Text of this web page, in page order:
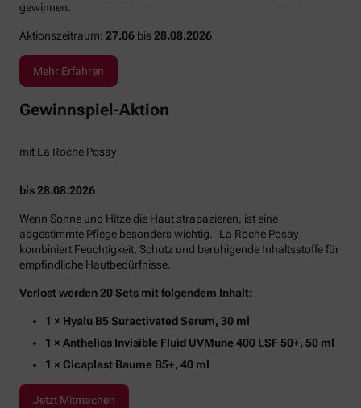
gewinnen.
Aktionszeitraum: 27.06 bis 28.08.2026
Mehr Erfahren
Gewinnspiel-Aktion
mit La Roche Posay
bis 28.08.2026
Wenn Sonne und Hitze die Haut strapazieren, ist eine
abgestimmte Pflege besonders wichtig. La Roche Posay
kombiniert Feuchtigkeit, Schutz und beruhigende Inhaltsstoffe für
empfindliche Hautbedürfnisse.
Verlost werden 20 Sets mit folgendem Inhalt:
1 × Hyalu B5 Suractivated Serum, 30 ml
1 × Anthelios Invisible Fluid UVMune 400 LSF 50+, 50 ml
1 × Cicaplast Baume B5+, 40 ml
Jetzt Mitmachen